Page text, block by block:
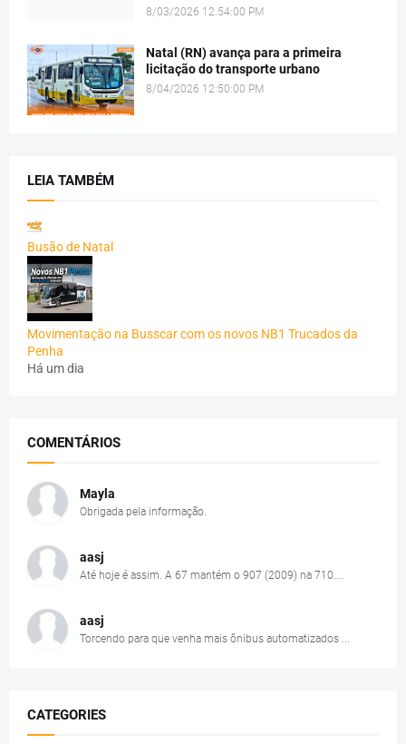
8/03/2026 12:54:00 PM
Natal (RN) avança para a primeira
licitação do transporte urbano
8/04/2026 12:50:00 PM
LEIA TAMBÉM
Busão de Natal
Movimentação na Busscar com os novos NB1 Trucados da
Penha
Há um dia
COMENTÁRIOS
Mayla
Obrigada pela informação.
aasj
Até hoje é assim. A 67 mantém o 907 (2009) na 710....
aasj
Torcendo para que venha mais ônibus automatizados ...
CATEGORIES